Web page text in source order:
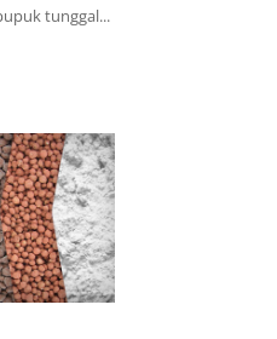
tunggal...